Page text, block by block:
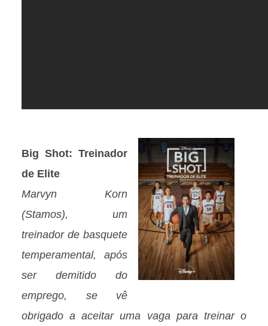
Big Shot: Treinador
de Elite
Marvyn Korn
(Stamos), um
treinador de basquete
temperamental, após
ser demitido do
emprego, se vê
obrigado a aceitar uma vaga para treinar o